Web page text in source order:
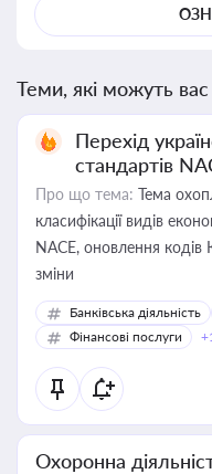
Теми, які можуть вас
Перехід
стандартів
Про що тема: Тема
класифікації видів
NACE, оновлення кодів
зміни
Банківська діяльність
Фінансові послуги
Охоронна